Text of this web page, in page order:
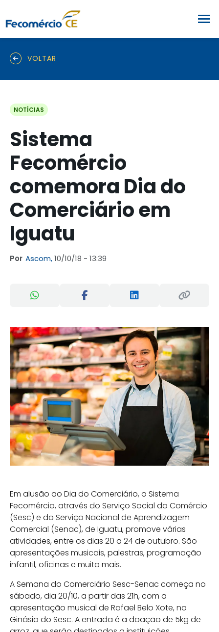
VOLTAR
NOTÍCIAS
Sistema
Fecomércio
comemora Dia do
Comerciário em
Iguatu
Por Ascom,10/10/18 - 13:39
Em alusão ao Dia do Comerciário, o Sistema
Fecomércio, através do Serviço Social do Comércio
(Sesc) e do Serviço Nacional de Aprendizagem
Comercial (Senac), de Iguatu, promove várias
atividades, entre os dias 20 a 24 de outubro. São
apresentações musicais, palestras, programação
infantil, oficinas e muito mais.
A Semana do Comerciário Sesc-Senac começa no
sábado, dia 20/10, a partir das 21h, com a
apresentação musical de Rafael Belo Xote, no
Ginásio do Sesc. A entrada é a doação de 5kg de